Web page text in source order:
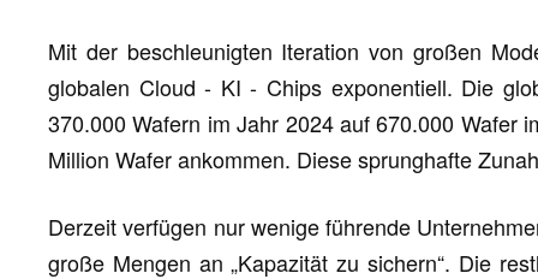
Mit der beschleunigten Iteration von großen
globalen Cloud - KI - Chips exponentiell. Die
370.000 Wafern im Jahr 2024 auf 670.000 Wafer
Million Wafer ankommen. Diese sprunghafte
Derzeit verfügen nur wenige führende
große Mengen an „Kapazität zu sichern“. Die